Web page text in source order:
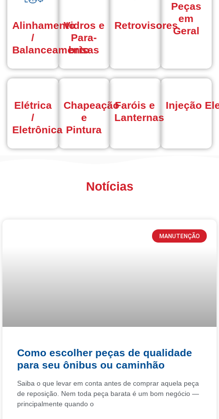
Alinhamento
/
Balanceamento
Vidros e
Para-
brisas
Retrovisores
Peças
em
Geral
Elétrica
/
Eletrônica
Chapeação
e
Pintura
Faróis e
Lanternas
Injeção
Notícias
MANUTENÇÃO
Como escolher peças de qualidade
para seu ônibus ou caminhão
Saiba o que levar em conta antes de comprar aquela peça
de reposição. Nem toda peça barata é um bom negócio —
principalmente quando o